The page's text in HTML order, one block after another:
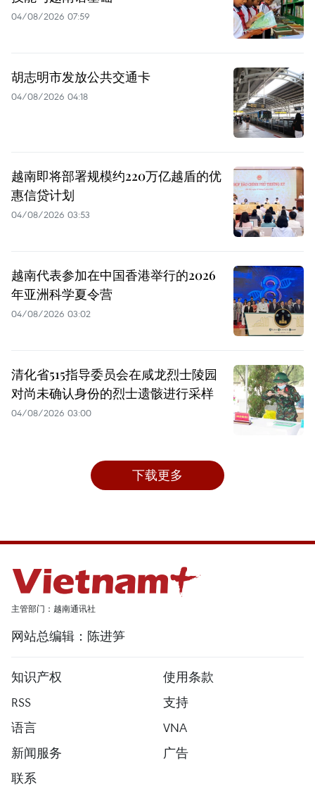
04/08/2026 07:59
胡志明市发放公共交通卡
04/08/2026 04:18
越南即将部署规模约220万亿越盾的优
惠信贷计划
04/08/2026 03:53
越南代表参加在中国香港举行的2026
年亚洲科学夏令营
04/08/2026 03:02
清化省515指导委员会在咸龙烈士陵园
对尚未确认身份的烈士遗骸进行采样
04/08/2026 03:00
下载更多
主管部门：越南通讯社
网站总编辑：陈进笋
知识产权
使用条款
RSS
支持
语言
VNA
新闻服务
广告
联系